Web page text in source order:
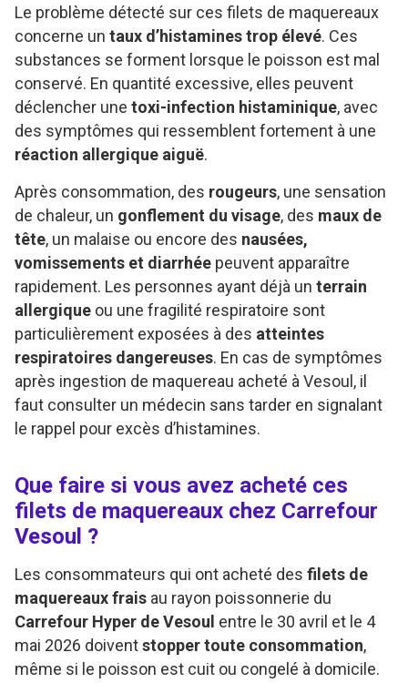
Le problème détecté sur ces filets de maquereaux
concerne un taux d’histamines trop élevé. Ces
substances se forment lorsque le poisson est mal
conservé. En quantité excessive, elles peuvent
déclencher une toxi-infection histaminique, avec
des symptômes qui ressemblent fortement à une
réaction allergique aiguë.
Après consommation, des rougeurs, une sensation
de chaleur, un gonflement du visage, des maux de
tête, un malaise ou encore des nausées,
vomissements et diarrhée peuvent apparaître
rapidement. Les personnes ayant déjà un terrain
allergique ou une fragilité respiratoire sont
particulièrement exposées à des atteintes
respiratoires dangereuses. En cas de symptômes
après ingestion de maquereau acheté à Vesoul, il
faut consulter un médecin sans tarder en signalant
le rappel pour excès d’histamines.
Que faire si vous avez acheté ces
filets de maquereaux chez Carrefour
Vesoul ?
Les consommateurs qui ont acheté des filets de
maquereaux frais au rayon poissonnerie du
Carrefour Hyper de Vesoul entre le 30 avril et le 4
mai 2026 doiventstopper toute consommation,
même si le poisson est cuit ou congelé à domicile.